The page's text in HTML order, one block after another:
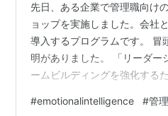
先日、ある企業で管理職向け
ョップを実施しました。会社
導入するプログラムです。 冒
明がありました。 「リーダー
ームビルディングを強化する
ころが開始直後、一人の女性
#emotionalintelligence #管